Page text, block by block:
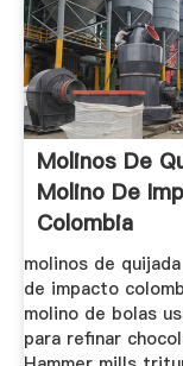
Molinos De
Molino De
Colombia
molinos de
de impacto
molino de bolas
para refinar